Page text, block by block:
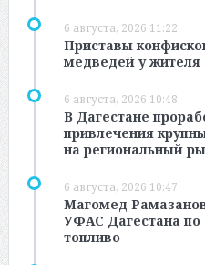
6 августа, 2026 11:22
Приставы
медведей у жителя
6 августа, 2026 10:48
В Дагестане
привлечения
на региональный
6 августа, 2026 10:47
Магомед
УФАС Дагестана по
топливо